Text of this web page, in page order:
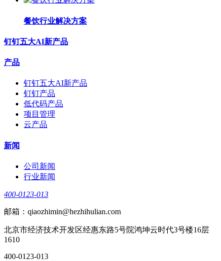
餐饮行业解决方案
钉钉五大AI新产品
产品
钉钉五大AI新产品
钉钉产品
低代码产品
项目管理
云产品
新闻
公司新闻
行业新闻
400-0123-013
邮箱：qiaozhimin@hezhihulian.com
北京市经济技术开发区经惠东路5号院鸿坤云时代3号楼16层
1610
400-0123-013